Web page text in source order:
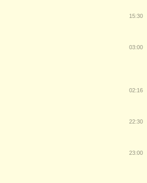
15:30
03:00
02:16
22:30
23:00